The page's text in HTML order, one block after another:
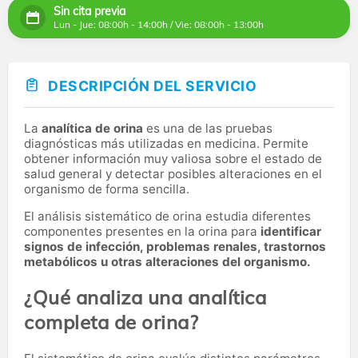
Sin cita previa
Lun - Jue: 08:00h - 14:00h / Vie: 08:00h - 13:00h
DESCRIPCIÓN DEL SERVICIO
La analítica de orina es una de las pruebas
diagnósticas más utilizadas en medicina. Permite
obtener información muy valiosa sobre el estado de
salud general y detectar posibles alteraciones en el
organismo de forma sencilla.
El análisis sistemático de orina estudia diferentes
componentes presentes en la orina para identificar
signos de infección, problemas renales, trastornos
metabólicos u otras alteraciones del organismo.
¿Qué analiza una analítica
completa de orina?